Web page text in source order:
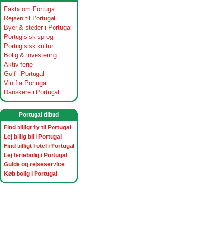
Fakta om Portugal
Rejsen til Portugal
Byer & steder i Portugal
Portugisisk sprog
Portugisisk kultur
Bolig & investering
Aktiv ferie
Golf i Portugal
Vin fra Portugal
Danskere i Portugal
Portugal tilbud
Find billigt fly til Portugal
Lej billig bil i Portugal
Find billigt hotel i Portugal
Lej feriebolig i Portugal
Guide og rejseservice
Køb bolig i Portugal